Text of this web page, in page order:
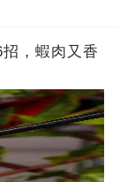
，蝦肉又香